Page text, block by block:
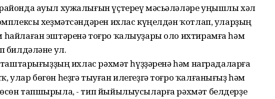
ауыл хужалығын үҫтереү мәсьәләләре уңышлы хәл
хеҙмәтсәндәрен ихлас күңелдән ҡотлап, уларҙың
эштәренә тоғро ҡалыуҙары оло ихтирамға һәм
билдәләне ул.
ихлас рәхмәт һүҙҙәренә һәм наградаларға
бөгөн һеҙгә тыуған илегеҙгә тоғро ҡалғанығыҙ һәм
тапшырыла, - тип йыйылыусыларға рәхмәт белдерҙе